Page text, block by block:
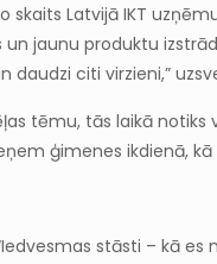
skaits Latvijā IKT
jaunu produktu
daudzi citi virzieni,”
tēmu, tās laikā
ģimenes ikdienā,
stāsti – kā